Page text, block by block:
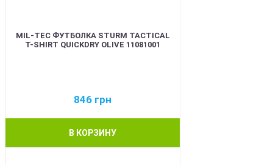
MIL-TEC ФУТБОЛКА STURM TACTICAL
T-SHIRT QUICKDRY OLIVE 11081001
846 грн
В КОРЗИНУ